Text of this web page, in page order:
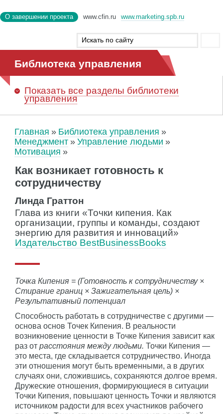
О завершении проекта www.cfin.ru www.marketing.spb.ru
Библиотека управления
Показать все разделы библиотеки
управления
Главная
Библиотека управления
Менеджмент
Управление людьми
Мотивация
Как возникает готовность к
сотрудничеству
Линда Граттон
Глава из книги «Точки кипения. Как
организации, группы и команды, создают
энергию для развития и инноваций»
Издательство BestBusinessBooks
Точка Кипения = (Готовность к сотрудничеству ×
Стирание границ × Зажигательная цель) ×
Результативный потенциал
Способность работать в сотрудничестве с другими —
основа основ Точек Кипения. В реальности
возникновение ценности в Точке Кипения зависит как
раз от расстояния между людьми. Точки Кипения —
это места, где складывается сотрудничество. Иногда
эти отношения могут быть временными, а в других
случаях они, сложившись, сохраняются долгое время.
Дружеские отношения, формирующиеся в ситуации
Точки Кипения, повышают ценность Точки и являются
источником радости для всех участников рабочего